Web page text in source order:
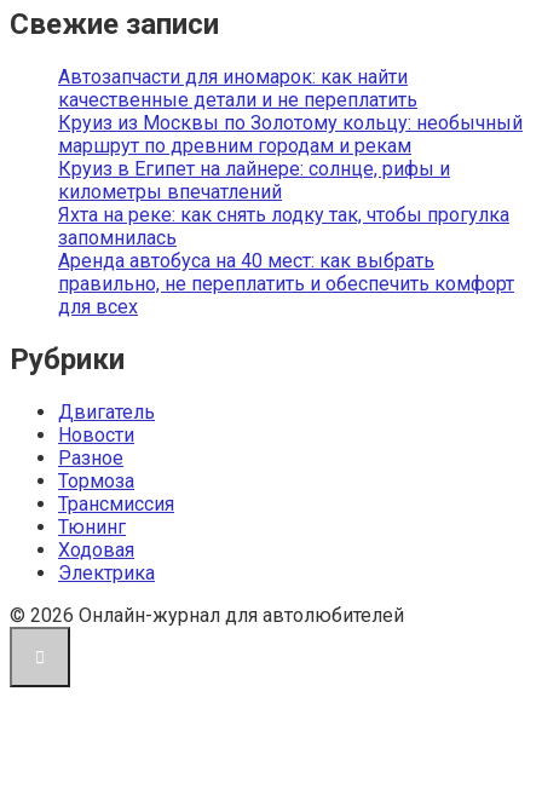
Свежие записи
Автозапчасти для иномарок: как найти
качественные детали и не переплатить
Круиз из Москвы по Золотому кольцу: необычный
маршрут по древним городам и рекам
Круиз в Египет на лайнере: солнце, рифы и
километры впечатлений
Яхта на реке: как снять лодку так, чтобы прогулка
запомнилась
Аренда автобуса на 40 мест: как выбрать
правильно, не переплатить и обеспечить комфорт
для всех
Рубрики
Двигатель
Новости
Разное
Тормоза
Трансмиссия
Тюнинг
Ходовая
Электрика
© 2026 Онлайн-журнал для автолюбителей